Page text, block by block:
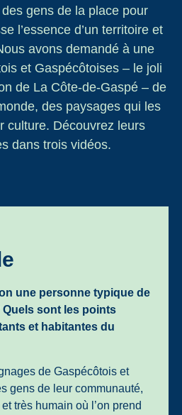
gens de la place pour
l’essence d’un territoire et
avons demandé à une
et Gaspécôtoises – le joli
de La Côte-de-Gaspé – de
des paysages qui les
culture. Découvrez leurs
dans trois vidéos.
une personne typique de
Quels sont les points
et habitantes du
de Gaspécôtois et
gens de leur communauté,
très humain où l’on prend